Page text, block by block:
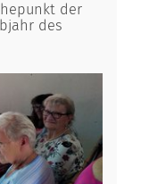
der
des